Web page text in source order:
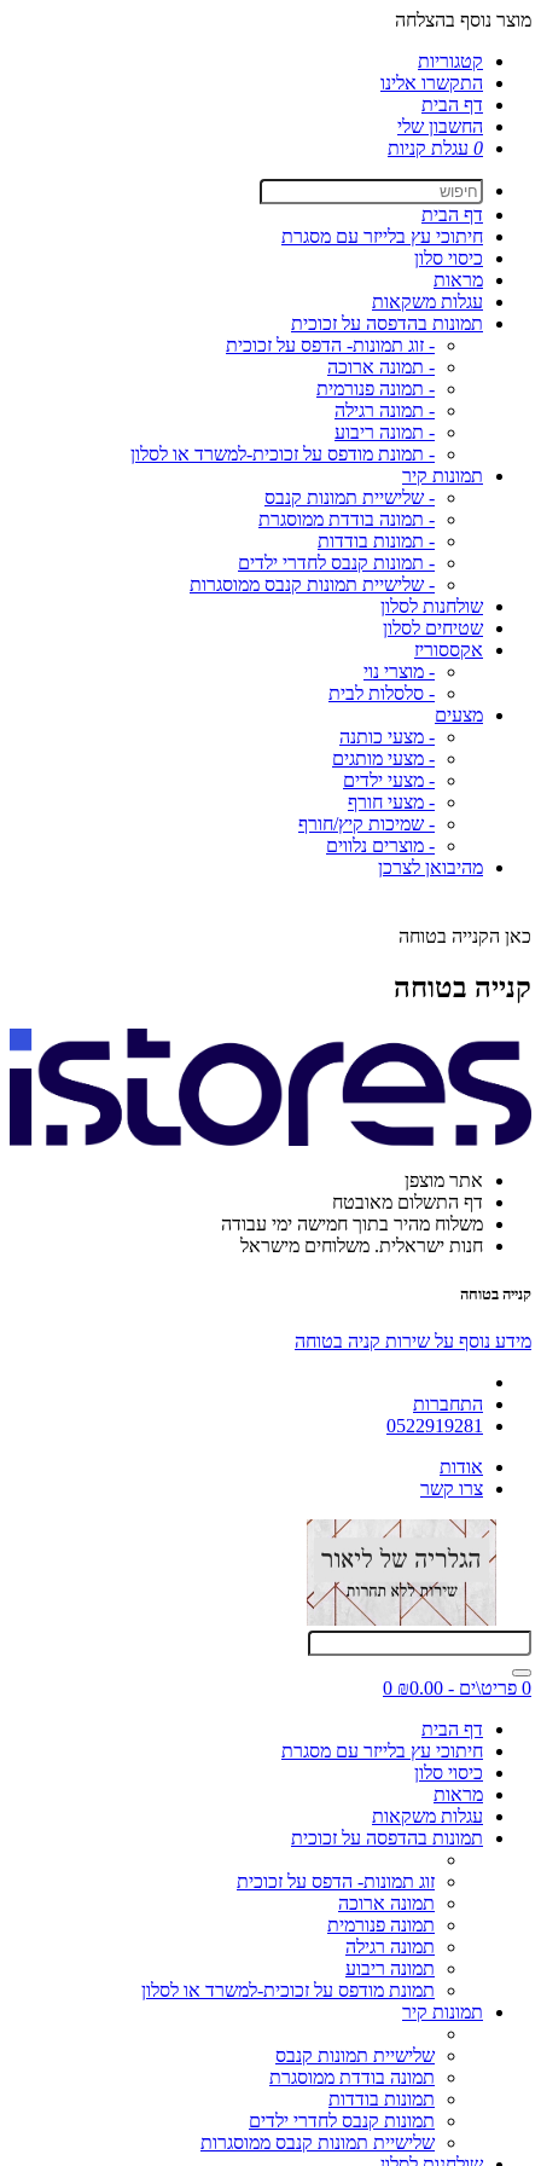
מוצר נוסף בהצלחה
קטגוריות
התקשרו אלינו
דף הבית
החשבון שלי
0 עגלת קניות
דף הבית
חיתוכי עץ בלייזר עם מסגרת
כיסוי סלון
מראות
עגלות משקאות
תמונות בהדפסה על זכוכית
- זוג תמונות- הדפס על זכוכית
- תמונה ארוכה
- תמונה פנורמית
- תמונה רגילה
- תמונה ריבוע
- תמונת מודפס על זכוכית-למשרד או לסלון
תמונות קיר
- שלישיית תמונות קנבס
- תמונה בודדת ממוסגרת
- תמונות בודדות
- תמונות קנבס לחדרי ילדים
- שלישיית תמונות קנבס ממוסגרות
שולחנות לסלון
שטיחים לסלון
אקססוריז
- מוצרי נוי
- סלסלות לבית
מצעים
- מצעי כותנה
- מצעי מותגים
- מצעי ילדים
- מצעי חורף
- שמיכות קיץ/חורף
- מוצרים נלווים
מהיבואן לצרכן
כאן הקנייה בטוחה
קנייה בטוחה
אתר מוצפן
דף התשלום מאובטח
משלוח מהיר בתוך חמישה ימי עבודה
חנות ישראלית. משלוחים מישראל
קנייה בטוחה
מידע נוסף על שירות קניה בטוחה
התחברות
0522919281
אודות
צרו קשר
0 פריט\ים - ₪0.00
0
דף הבית
חיתוכי עץ בלייזר עם מסגרת
כיסוי סלון
מראות
עגלות משקאות
תמונות בהדפסה על זכוכית
זוג תמונות- הדפס על זכוכית
תמונה ארוכה
תמונה פנורמית
תמונה רגילה
תמונה ריבוע
תמונת מודפס על זכוכית-למשרד או לסלון
תמונות קיר
שלישיית תמונות קנבס
תמונה בודדת ממוסגרת
תמונות בודדות
תמונות קנבס לחדרי ילדים
שלישיית תמונות קנבס ממוסגרות